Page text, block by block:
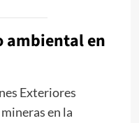
ambiental en
Exteriores
en la